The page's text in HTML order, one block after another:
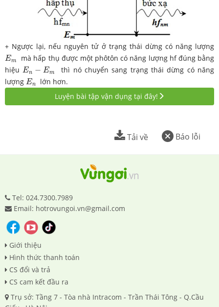
+ Ngược lại, nếu nguyên tử ở trạng thái dừng có năng lượng
Em
Em
mà hấp thụ được một phôtôn có năng lượng hf đúng bằng
hiệuEn − Em
En m
thì nó chuyển sang trạng thái dừng có năng
lượng En
En
lớn hơn.
Luyện bài tập vận dụng tại đây!
Báo lỗi
Tải về
Tel: 024.7300.7989
Email: hotrovungoi.vn@gmail.com
Giới thiệu
Hình thức thanh toán
CS đổi và trả
CS cam kết đầu ra
Trụ sở: Tầng 7 - Tòa nhà Intracom - Trần Thái Tông - Q.Cầu